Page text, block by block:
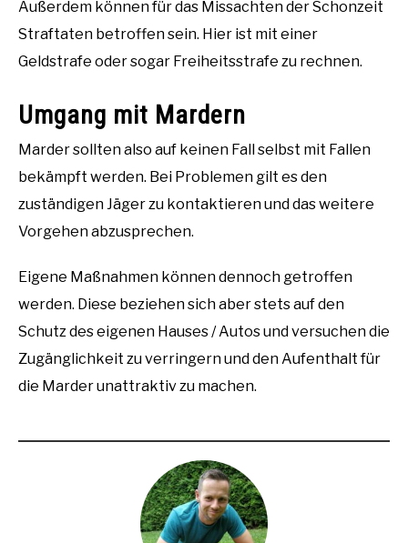
Außerdem können für das Missachten der Schonzeit
Straftaten betroffen sein. Hier ist mit einer
Geldstrafe oder sogar Freiheitsstrafe zu rechnen.
Umgang mit Mardern
Marder sollten also auf keinen Fall selbst mit Fallen
bekämpft werden. Bei Problemen gilt es den
zuständigen Jäger zu kontaktieren und das weitere
Vorgehen abzusprechen.
Eigene Maßnahmen können dennoch getroffen
werden. Diese beziehen sich aber stets auf den
Schutz des eigenen Hauses / Autos und versuchen die
Zugänglichkeit zu verringern und den Aufenthalt für
die Marder unattraktiv zu machen.